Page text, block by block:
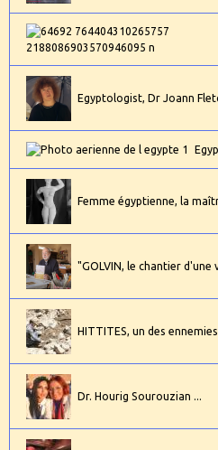
Egyptologist, Dr Joann
Femme égyptienne, la
"GOLVIN, le chantier d'une
HITTITES, un des
Dr. Hourig Sourouzian ...